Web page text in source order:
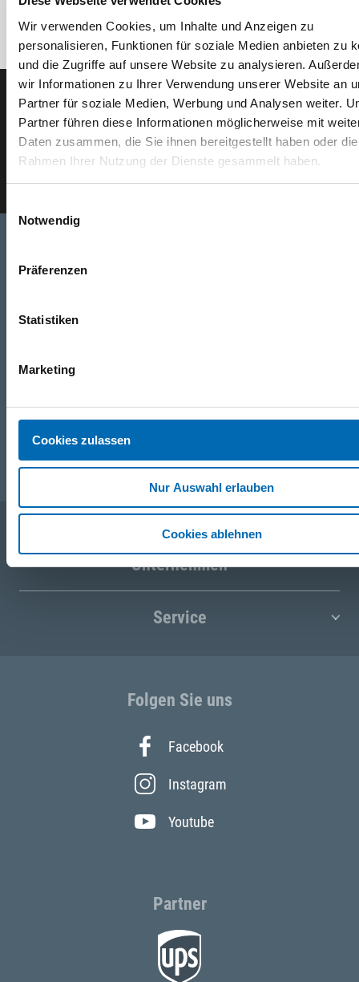
Wir verwenden Cookies, um Inhalte und Anzeigen zu
personalisieren, Funktionen für soziale Medien anbieten zu
und die Zugriffe auf unsere Website zu analysieren.
wir Informationen zu Ihrer Verwendung unserer Website an
Partner für soziale Medien, Werbung und Analysen weiter.
Partner führen diese Informationen möglicherweise mit
Daten zusammen, die Sie ihnen bereitgestellt haben oder
Rahmen Ihrer Nutzung der Dienste gesammelt haben.
Notwendig
Präferenzen
Statistiken
Marketing
Cookies zulassen
Nur Auswahl erlauben
Cookies ablehnen
Der SEEFELDER Newsletter
E-Mail eingeben
E-Mail
post@seefelder.net
Unternehmen
Service
Folgen Sie uns
Facebook
Instagram
Youtube
Partner